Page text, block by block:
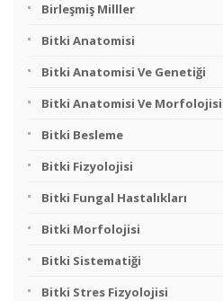
Birleşmiş Milller
Bitki Anatomisi
Bitki Anatomisi Ve Genetiği
Bitki Anatomisi Ve Morfolojisi
Bitki Besleme
Bitki Fizyolojisi
Bitki Fungal Hastalıkları
Bitki Morfolojisi
Bitki Sistematiği
Bitki Stres Fizyolojisi